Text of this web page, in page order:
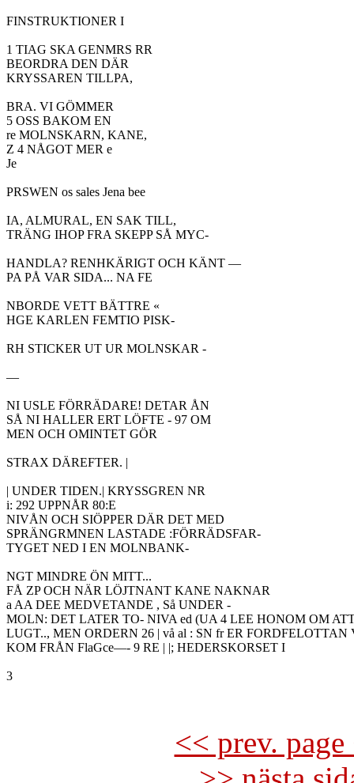
FINSTRUKTIONER I
1 TIAG SKA GENMRS RR
BEORDRA DEN DÄR
KRYSSAREN TILLPA,
BRA. VI GÖMMER
5 OSS BAKOM EN
re MOLNSKARN, KANE,
Z 4 NÅGOT MER e
Je
PRSWEN os sales Jena bee
IA, ALMURAL, EN SAK TILL,
TRÄNG IHOP FRA SKEPP SÅ MYC-
HANDLA? RENHKÄRIGT OCH KÄNT —
PA PÅ VAR SIDA... NA FE
NBORDE VETT BÄTTRE «
HGE KARLEN FEMTIO PISK-
RH STICKER UT UR MOLNSKAR -
—
NI USLE FÖRRÄDARE! DETAR ÅN
SÅ NI HALLER ERT LÖFTE - 97 OM
MEN OCH OMINTET GÖR
STRAX DÄREFTER. |
| UNDER TIDEN.| KRYSSGREN NR
i: 292 UPPNÅR 80:E
NIVÅN OCH SIÖPPER DÄR DET MED
SPRÄNGRMNEN LASTADE :FÖRRÄDSFAR-
TYGET NED I EN MOLNBANK-
NGT MINDRE ÖN MITT...
FÅ ZP OCH NÄR LÖJTNANT KANE NAKNAR
a AA DEE MEDVETANDE , Så UNDER -
MOLN: DET LATER TO- NIVA ed (UA 4 LEE HONOM OM
LUGT.., MEN ORDERN 26 | vå al : SN fr ER FORDFELOTTAN
KOM FRÅN FlaGce—- 9 RE | |; HEDERSKORSET I
3
<< prev.